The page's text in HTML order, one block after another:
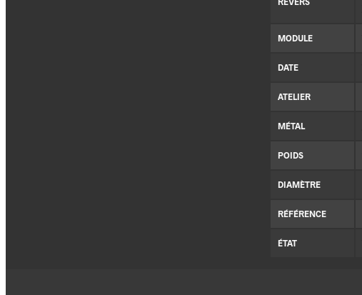
MODULE
DATE
ATELIER
MÉTAL
POIDS
DIAMÈTRE
RÉFÉRENCE
ÉTAT